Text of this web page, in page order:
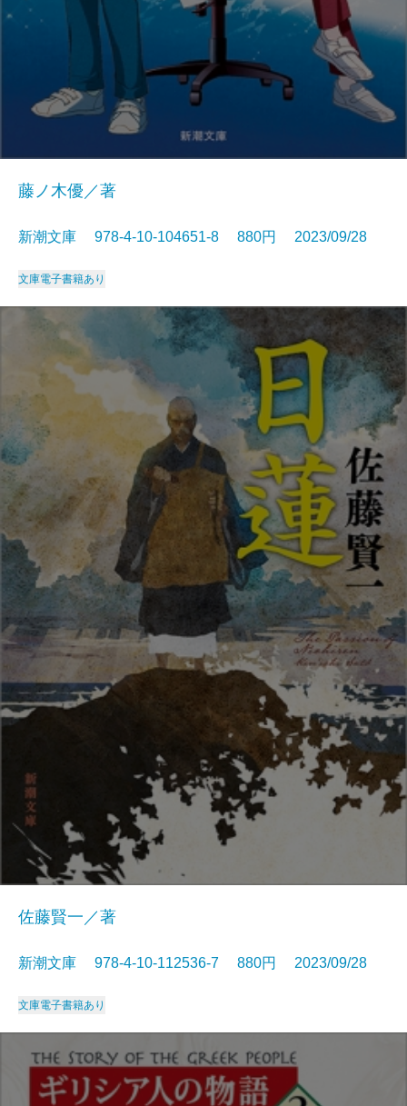
藤ノ木優／著
新潮文庫 978-4-10-104651-8 880円 2023/09/28
文庫電子書籍あり
佐藤賢一／著
新潮文庫 978-4-10-112536-7 880円 2023/09/28
文庫電子書籍あり